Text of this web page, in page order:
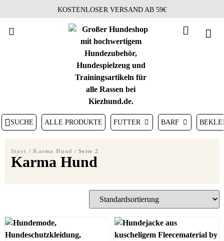
KOSTENLOSER VERSAND AB 59€
SUCHE ALLE PRODUKTE FUTTER BARF
Start /Karma Hund / Seite 2
Karma Hund